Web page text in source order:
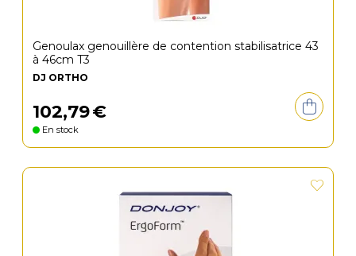
Genoulax genouillère de contention stabilisatrice 43
à 46cm T3
DJ ORTHO
102,79€
En stock